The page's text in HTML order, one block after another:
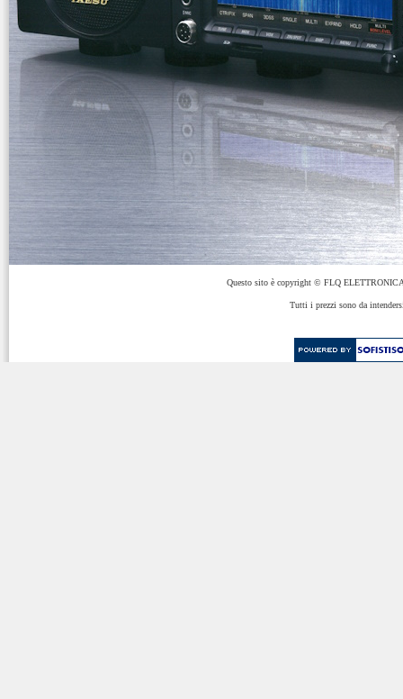
Questo sito è copyright © FLQ
Tutti i prezzi sono da